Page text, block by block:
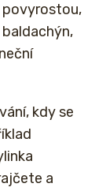
povyrostou,
kdy se
a